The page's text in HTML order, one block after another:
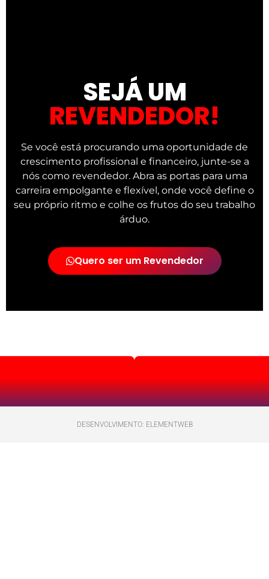
SEJÁ UM
REVENDEDOR!
Se você está procurando uma oportunidade de
crescimento profissional e financeiro, junte-se a
nós como revendedor. Abra as portas para uma
carreira empolgante e flexível, onde você define o
seu próprio ritmo e colhe os frutos do seu trabalho
árduo.
Quero ser um Revendedor
DESENVOLVIMENTO: ELEMENTWEB